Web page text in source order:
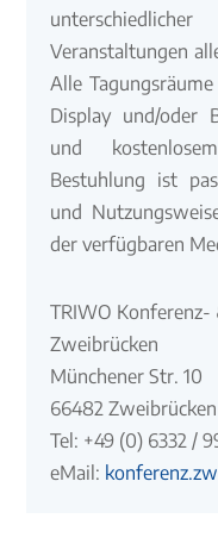
Veranstaltungen
Alle
Display und/oder
und
Bestuhlung ist
und
der verfügbaren
TRIWO
Zweibrücken
Münchener Str. 10
66482 Zweibrücken
Tel: +49 (0) 6332 /
eMail: